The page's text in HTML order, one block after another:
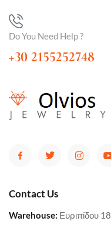
Do You Need Help ?
+30 2155252748
Contact Us
Warehouse: Ευριπίδου 18